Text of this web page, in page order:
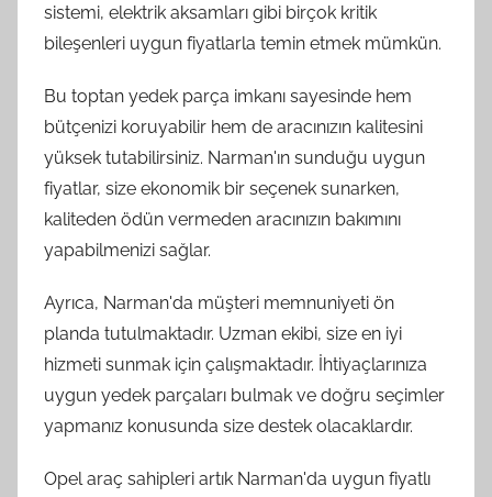
sistemi, elektrik aksamları gibi birçok kritik
bileşenleri uygun fiyatlarla temin etmek mümkün.
Bu toptan yedek parça imkanı sayesinde hem
bütçenizi koruyabilir hem de aracınızın kalitesini
yüksek tutabilirsiniz. Narman'ın sunduğu uygun
fiyatlar, size ekonomik bir seçenek sunarken,
kaliteden ödün vermeden aracınızın bakımını
yapabilmenizi sağlar.
Ayrıca, Narman'da müşteri memnuniyeti ön
planda tutulmaktadır. Uzman ekibi, size en iyi
hizmeti sunmak için çalışmaktadır. İhtiyaçlarınıza
uygun yedek parçaları bulmak ve doğru seçimler
yapmanız konusunda size destek olacaklardır.
Opel araç sahipleri artık Narman'da uygun fiyatlı